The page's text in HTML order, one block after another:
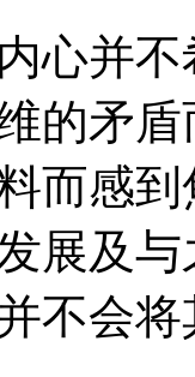
并不
的矛
而感
展及
不会